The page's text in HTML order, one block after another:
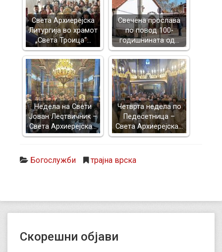
Света Архиерејска
Литургија во храмот
„Света Троица“…
Свечена прослава
по повод 100-
годишнината од…
Недела на Свети
Јован Лествичник –
Света Архиерејска…
Четврта недела по
Педесетница –
Света Архиерејска…
Богослужби трајна врска
Скорешни објави